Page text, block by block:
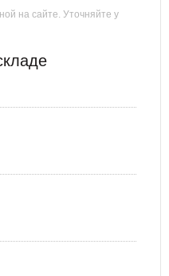
на сайте. Уточняйте у